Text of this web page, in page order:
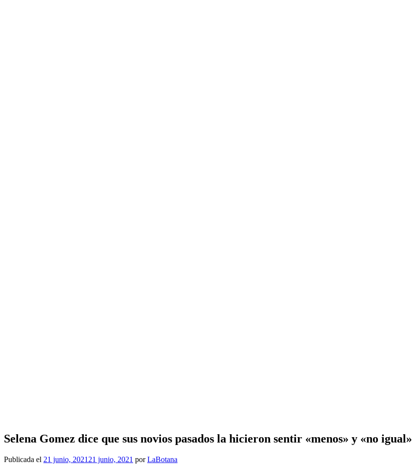
Selena Gomez dice que sus novios pasados ​​la hicieron sentir «menos» y «no igual»
Publicada el 21 junio, 2021 21 junio, 2021 porLaBotana